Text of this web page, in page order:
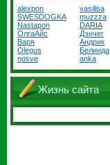
alexpon
vasilisa
SWESDOGKA
muzzza
Nastapon
DARIA
ОлгаАйс
Дэнчег
Варя
Андрик
Olegus
Белинда
nosve
anka
Жизнь сайта